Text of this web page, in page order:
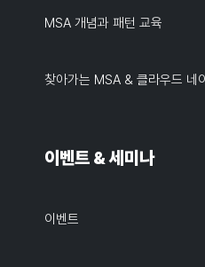
MSA 개념과 패턴 교육
찾아가는 MSA & 클라우드 네
이벤트 & 세미나
이벤트